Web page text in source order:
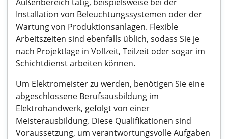
Installation von Beleuchtungssystemen oder der
Wartung von Produktionsanlagen. Flexible
Arbeitszeiten sind ebenfalls üblich, sodass Sie je
nach Projektlage in Vollzeit, Teilzeit oder sogar im
Schichtdienst arbeiten können.
Um Elektromeister zu werden, benötigen Sie eine
abgeschlossene Berufsausbildung im
Elektrohandwerk, gefolgt von einer
Meisterausbildung. Diese Qualifikationen sind
Voraussetzung, um verantwortungsvolle Aufgaben